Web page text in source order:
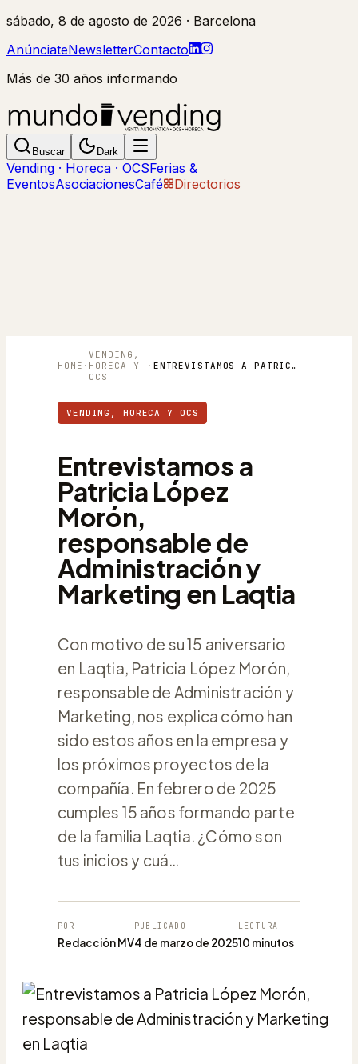
sábado, 8 de agosto de 2026 · Barcelona
AnúnciateNewsletterContacto
Más de 30 años informando
Buscar Dark
Vending · Horeca · OCSFerias &
EventosAsociacionesCafé Directorios
HOME ·
VENDING,
HORECA Y
OCS
· ENTREVISTAMOS A PATRICIA LÓPEZ MORÓN, RESPONSABLE DE ADMINISTRACIÓN Y MARKETING EN LAQTIA
VENDING, HORECA Y OCS
Entrevistamos a
Patricia López
Morón,
responsable de
Administración y
Marketing en Laqtia
Con motivo de su 15 aniversario
en Laqtia, Patricia López Morón,
responsable de Administración y
Marketing, nos explica cómo han
sido estos años en la empresa y
los próximos proyectos de la
compañía. En febrero de 2025
cumples 15 años formando parte
de la familia Laqtia. ¿Cómo son
tus inicios y cuá…
POR
Redacción MV
PUBLICADO
4 de marzo de 2025
LECTURA
10 minutos